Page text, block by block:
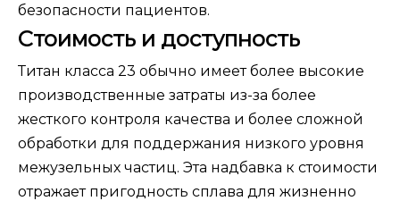
безопасности пациентов.
Стоимость и доступность
Титан класса 23 обычно имеет более высокие
производственные затраты из-за более
жесткого контроля качества и более сложной
обработки для поддержания низкого уровня
межузельных частиц. Эта надбавка к стоимости
отражает пригодность сплава для жизненно